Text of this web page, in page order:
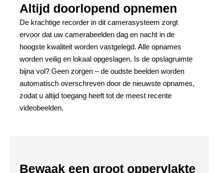
Altijd doorlopend opnemen
De krachtige recorder in dit camerasysteem zorgt
ervoor dat uw camerabeelden dag en nacht in de
hoogste kwaliteit worden vastgelegd. Alle opnames
worden veilig en lokaal opgeslagen. Is de opslagruimte
bijna vol? Geen zorgen – de oudste beelden worden
automatisch overschreven door de nieuwste opnames,
zodat u altijd toegang heeft tot de meest recente
videobeelden.
Bewaak een groot oppervlakte